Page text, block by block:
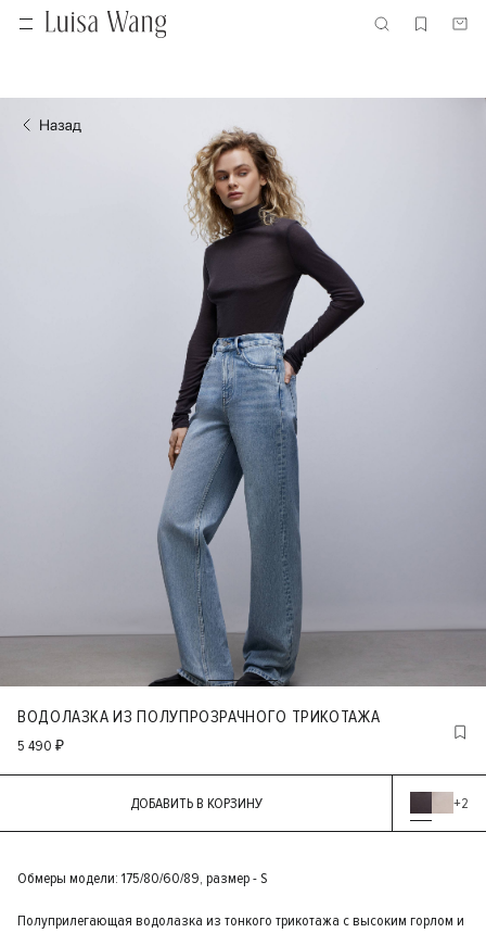
ВОДОЛАЗКА ИЗ ПОЛУПРОЗРАЧНОГО ТРИКОТАЖА
5 490 ₽
ДОБАВИТЬ В КОРЗИНУ +2
Обмеры модели: 175/80/60/89, размер - S
Полуприлегающая водолазка из тонкого трикотажа с высоким горлом и